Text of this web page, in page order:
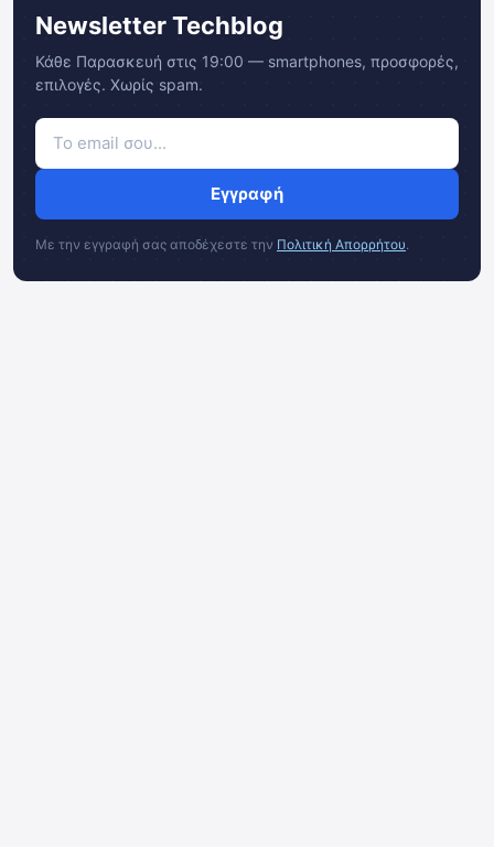
Newsletter Techblog
Κάθε Παρασκευή στις 19:00 — smartphones, προσφορές,
επιλογές. Χωρίς spam.
Εγγραφή
Με την εγγραφή σας αποδέχεστε την Πολιτική Απορρήτου.